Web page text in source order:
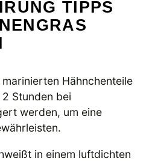
TIPPS
marinierten Hähnchenteile
Stunden bei
werden, um eine
in einem luftdichten